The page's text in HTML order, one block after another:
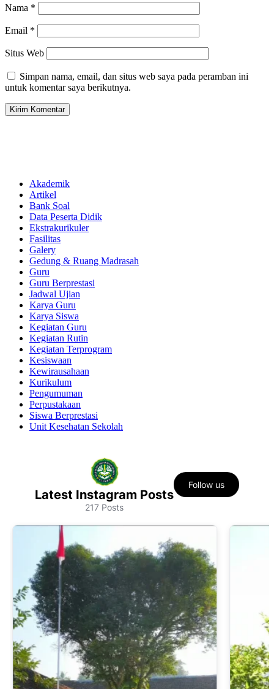
Nama *
Email *
Situs Web
Simpan nama, email, dan situs web saya pada peramban ini
untuk komentar saya berikutnya.
Akademik
Artikel
Bank Soal
Data Peserta Didik
Ekstrakurikuler
Fasilitas
Galery
Gedung & Ruang Madrasah
Guru
Guru Berprestasi
Jadwal Ujian
Karya Guru
Karya Siswa
Kegiatan Guru
Kegiatan Rutin
Kegiatan Terprogram
Kesiswaan
Kewirausahaan
Kurikulum
Pengumuman
Perpustakaan
Siswa Berprestasi
Unit Kesehatan Sekolah